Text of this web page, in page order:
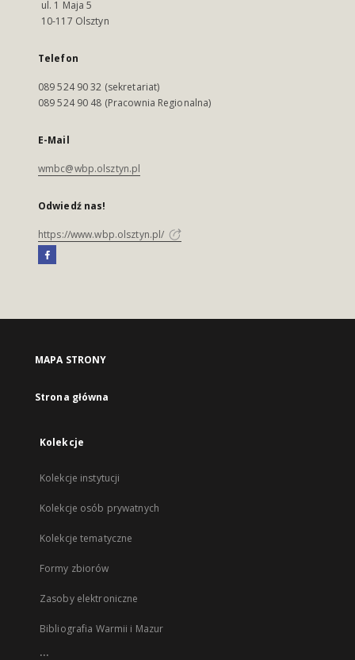
ul. 1 Maja 5
10-117 Olsztyn
Telefon
089 524 90 32 (sekretariat)
089 524 90 48 (Pracownia Regionalna)
E-Mail
wmbc@wbp.olsztyn.pl
Odwiedź nas!
https://www.wbp.olsztyn.pl/
MAPA STRONY
Strona główna
Kolekcje
Kolekcje instytucji
Kolekcje osób prywatnych
Kolekcje tematyczne
Formy zbiorów
Zasoby elektroniczne
Bibliografia Warmii i Mazur
...